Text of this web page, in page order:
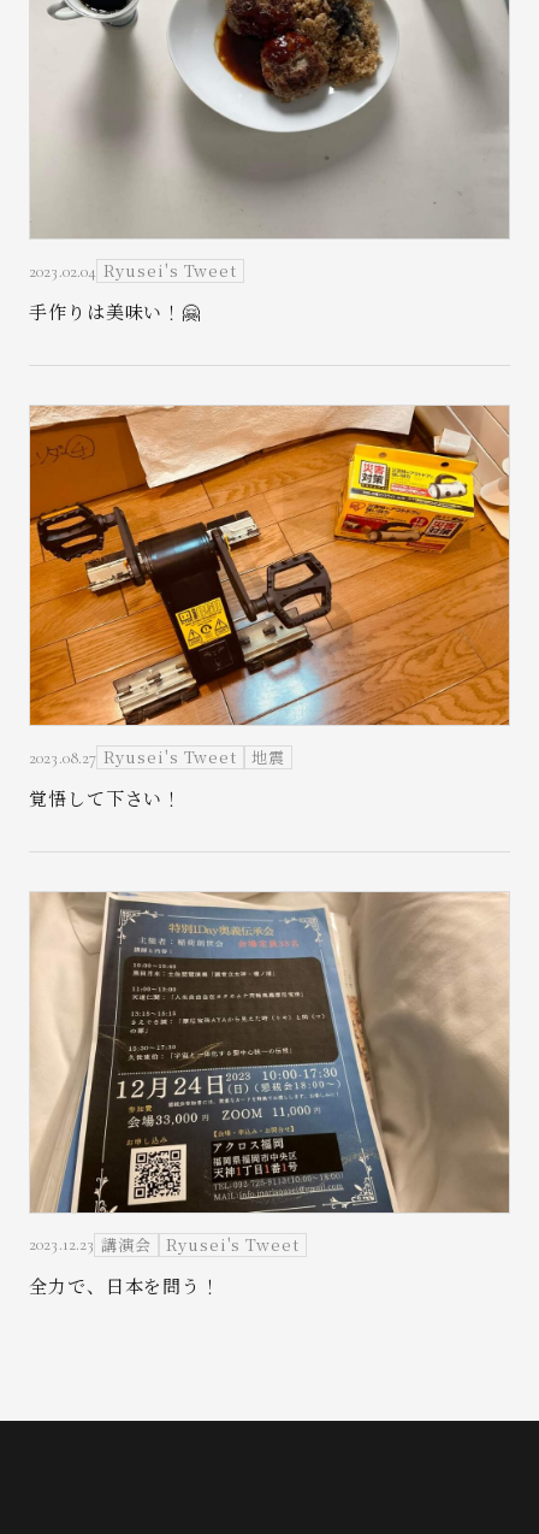
お問い合わせ
2023.02.04 Ryusei's Tweet
手作りは美味い！🤗
2023.08.27 Ryusei's Tweet 地震
覚悟して下さい！
2023.12.23 講演会 Ryusei's Tweet
全力で、日本を問う！